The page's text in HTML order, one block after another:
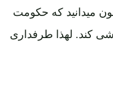
میدانید که حکومت
کند. لهذا طرفداری